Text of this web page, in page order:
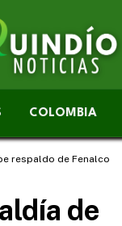
COLOMBIA
respaldo de Fenalco
de